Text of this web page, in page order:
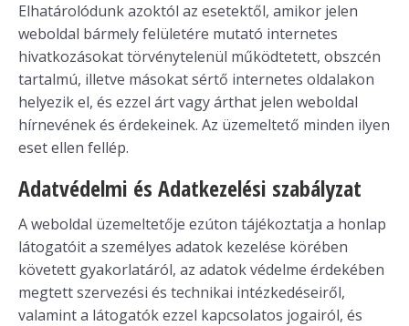
Elhatárolódunk azoktól az esetektől, amikor jelen
weboldal bármely felületére mutató internetes
hivatkozásokat törvénytelenül működtetett, obszcén
tartalmú, illetve másokat sértő internetes oldalakon
helyezik el, és ezzel árt vagy árthat jelen weboldal
hírnevének és érdekeinek. Az üzemeltető minden ilyen
eset ellen fellép.
Adatvédelmi és Adatkezelési szabályzat
A weboldal üzemeltetője ezúton tájékoztatja a honlap
látogatóit a személyes adatok kezelése körében
követett gyakorlatáról, az adatok védelme érdekében
megtett szervezési és technikai intézkedéseiről,
valamint a látogatók ezzel kapcsolatos jogairól, és